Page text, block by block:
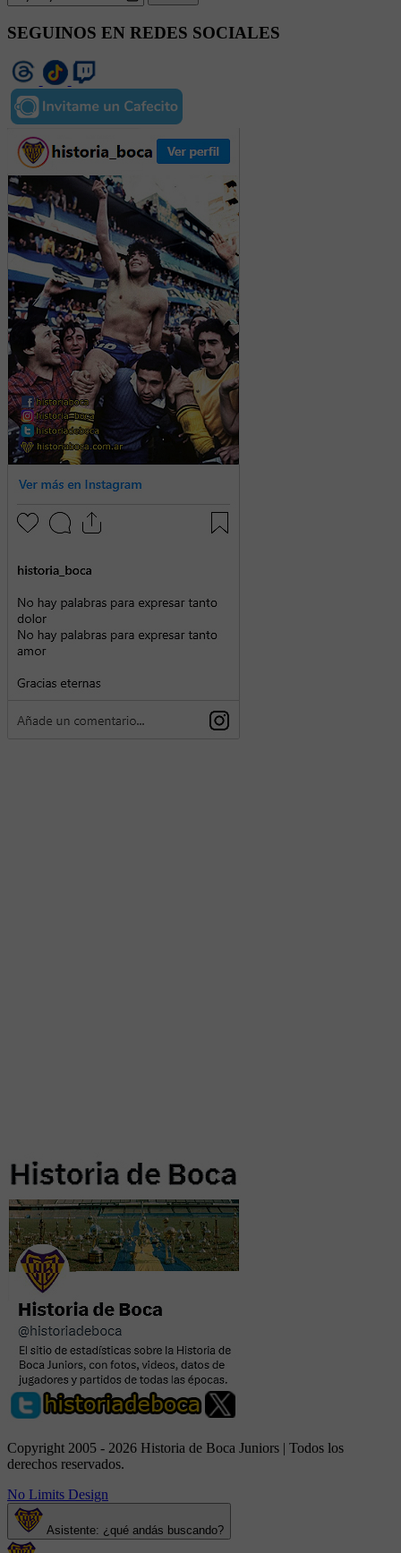
SEGUINOS EN REDES SOCIALES
Copyright 2005 - 2026 Historia de Boca Juniors | Todos los
derechos reservados.
No Limits Design
Asistente: ¿qué andás buscando?